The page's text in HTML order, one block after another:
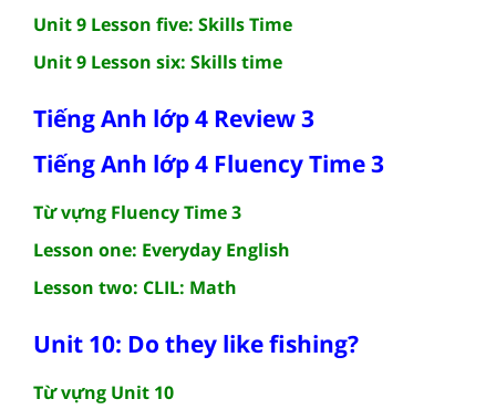
Unit 9 Lesson five: Skills Time
Unit 9 Lesson six: Skills time
Tiếng Anh lớp 4 Review 3
Tiếng Anh lớp 4 Fluency Time 3
Từ vựng Fluency Time 3
Lesson one: Everyday English
Lesson two: CLIL: Math
Unit 10: Do they like fishing?
Từ vựng Unit 10